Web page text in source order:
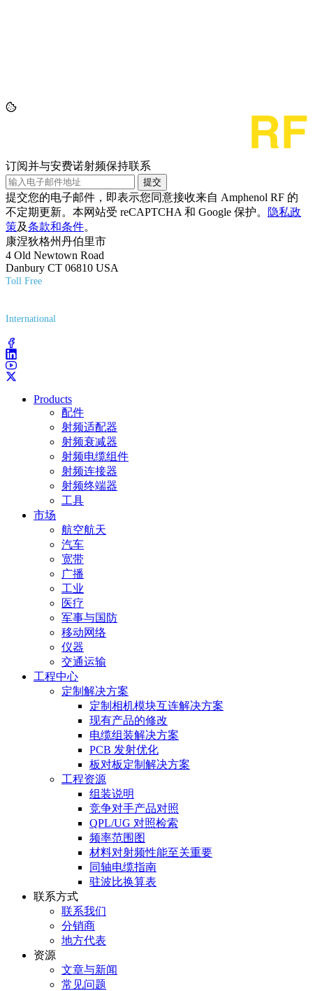
订阅并与安费诺射频保持联系
提交
提交您的电子邮件，即表示您同意接收来自 Amphenol RF 的
不定期更新。本网站受 reCAPTCHA 和 Google 保护。
隐私政
策及条款和条件。
康涅狄格州丹伯里市
4 Old Newtown Road
Danbury CT 06810 USA
Toll Free
International
Products
配件
射频适配器
射频衰减器
射频电缆组件
射频连接器
射频终端器
工具
市场
航空航天
汽车
宽带
广播
工业
医疗
军事与国防
移动网络
仪器
交通运输
工程中心
定制解决方案
定制相机模块互连解决方案
现有产品的修改
电缆组装解决方案
PCB 发射优化
板对板定制解决方案
工程资源
组装说明
竞争对手产品对照
QPL/UG 对照检索
频率范围图
材料对射频性能至关重要
同轴电缆指南
驻波比换算表
联系方式
联系我们
分销商
地方代表
资源
文章与新闻
常见问题